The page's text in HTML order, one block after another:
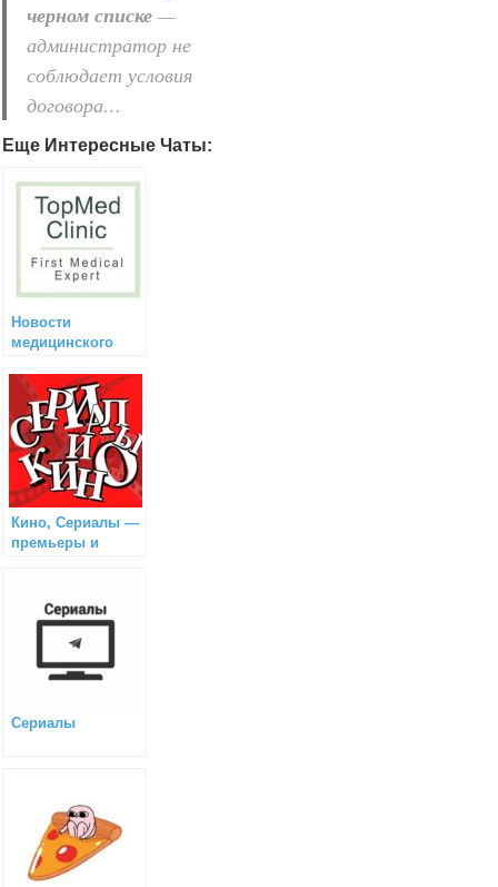
черном списке —
администратор не
соблюдает условия
договора…
Еще Интересные Чаты:
Новости
медицинского
Кино, Сериалы —
премьеры и
Сериалы